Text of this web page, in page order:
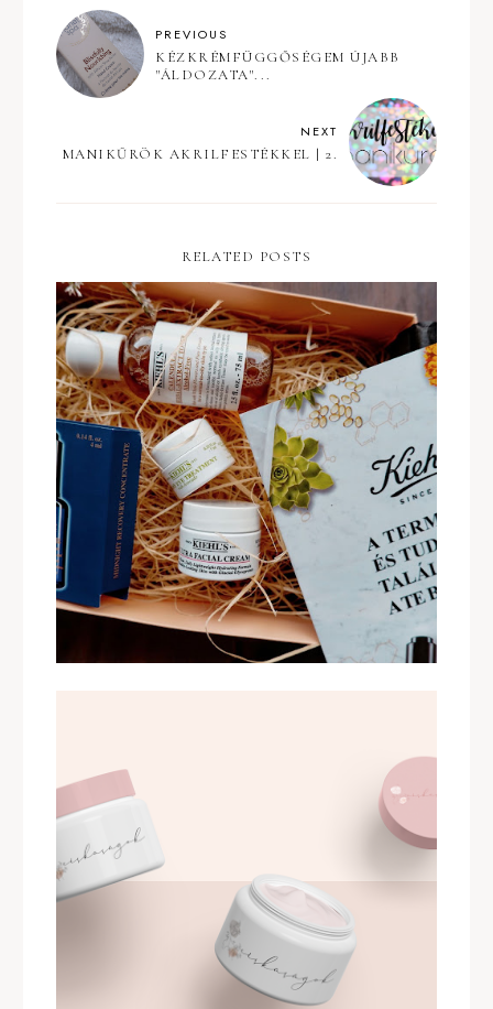
PREVIOUS
KÉZKRÉMFÜGGŐSÉGEM ÚJABB
"ÁLDOZATA"...
NEXT
MANIKŰRÖK AKRILFESTÉKKEL | 2.
RELATED POSTS